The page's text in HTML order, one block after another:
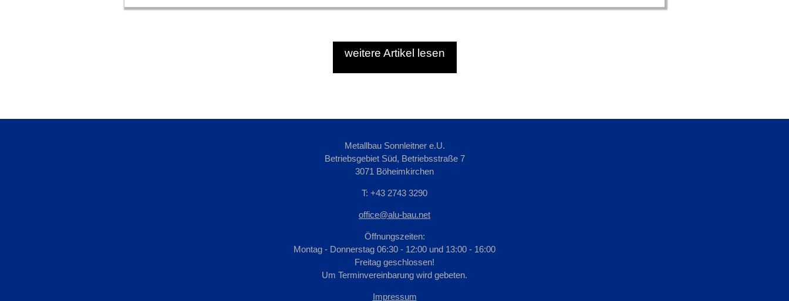
weitere Artikel lesen
Metallbau Sonnleitner e.U.
Betriebsgebiet Süd, Betriebsstraße 7
3071 Böheimkirchen
T: +43 2743 3290
office@alu-bau.net
Öffnungszeiten:
Montag - Donnerstag 06:30 - 12:00 und 13:00 - 16:00
Freitag geschlossen!
Um Terminvereinbarung wird gebeten.
Impressum